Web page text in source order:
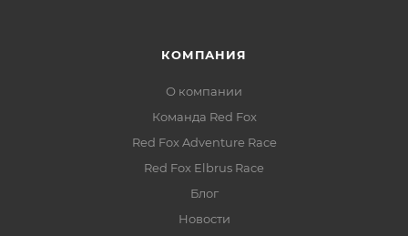
КОМПАНИЯ
О компании
Команда Red Fox
Red Fox Adventure Race
Red Fox Elbrus Race
Блог
Новости